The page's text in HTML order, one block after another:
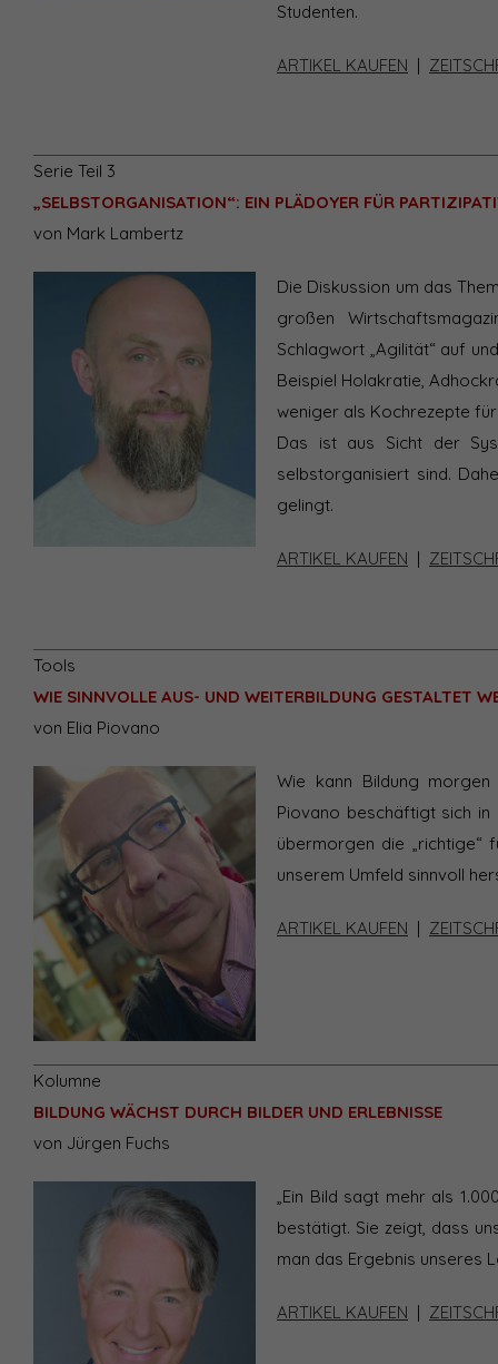
Studenten.
ARTIKEL KAUFEN
Serie Teil 3
„SELBSTORGANISATION“: EIN PLÄDOYER FÜR
von Mark Lambertz
Die Diskussion um das
großen
Schlagwort „Agilität“ auf
Beispiel Holakratie,
weniger als Kochrezepte
Das ist aus Sicht der
selbstorganisiert sind.
gelingt.
ARTIKEL KAUFEN
Tools
WIE SINNVOLLE AUS- UND WEITERBILDUNG GESTALTET
von Elia Piovano
Wie kann Bildung
Piovano beschäftigt sich
übermorgen die „richtige“
unserem Umfeld sinnvoll
ARTIKEL KAUFEN
Kolumne
BILDUNG WÄCHST DURCH BILDER UND ERLEBNISSE
von Jürgen Fuchs
„Ein Bild sagt mehr als
bestätigt. Sie zeigt, dass
man das Ergebnis unseres
ARTIKEL KAUFEN